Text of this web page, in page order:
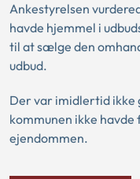
Ankestyrelsen
havde hjemmel i
til at sælge den
udbud.
Der var imidlertid ikke
kommunen ikke
ejendommen.